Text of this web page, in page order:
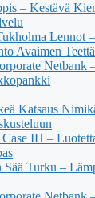
– Kestävä
Lennot
Avaimen
Netbank
Katsaus
IH –
Sää Turku –